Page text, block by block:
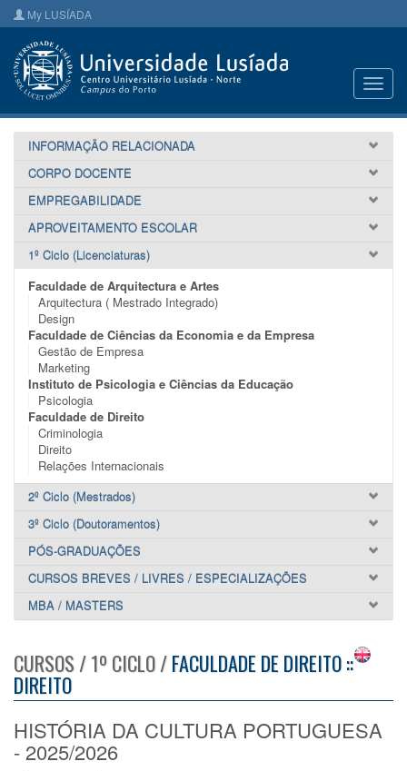
My LUSÍADA
INFORMAÇÃO RELACIONADA
CORPO DOCENTE
EMPREGABILIDADE
APROVEITAMENTO ESCOLAR
1º Ciclo (Licenciaturas)
Faculdade de Arquitectura e Artes
Arquitectura ( Mestrado Integrado)
Design
Faculdade de Ciências da Economia e da Empresa
Gestão de Empresa
Marketing
Instituto de Psicologia e Ciências da Educação
Psicologia
Faculdade de Direito
Criminologia
Direito
Relações Internacionais
2º Ciclo (Mestrados)
3º Ciclo (Doutoramentos)
PÓS-GRADUAÇÕES
CURSOS BREVES / LIVRES / ESPECIALIZAÇÕES
MBA / MASTERS
CURSOS / 1º CICLO /FACULDADE DE DIREITO ::
DIREITO
HISTÓRIA DA CULTURA PORTUGUESA
- 2025/2026